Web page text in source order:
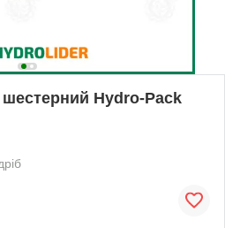
шестерний Hydro-Pack